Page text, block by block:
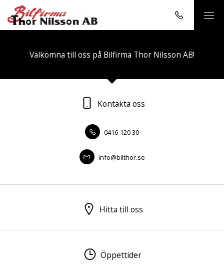
Välkomna till oss på Bilfirma Thor Nilsson AB!
Kontakta oss
0416-120 30
info@bilthor.se
Hitta till oss
Öppettider